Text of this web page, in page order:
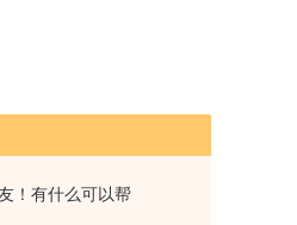
！有什么可以帮